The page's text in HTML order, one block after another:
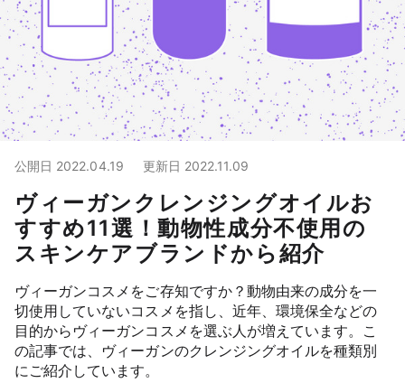
公開日 2022.04.19 更新日 2022.11.09
ヴィーガンクレンジングオイルお
すすめ11選！動物性成分不使用の
スキンケアブランドから紹介
ヴィーガンコスメをご存知ですか？動物由来の成分を一
切使用していないコスメを指し、近年、環境保全などの
目的からヴィーガンコスメを選ぶ人が増えています。こ
の記事では、ヴィーガンのクレンジングオイルを種類別
にご紹介しています。